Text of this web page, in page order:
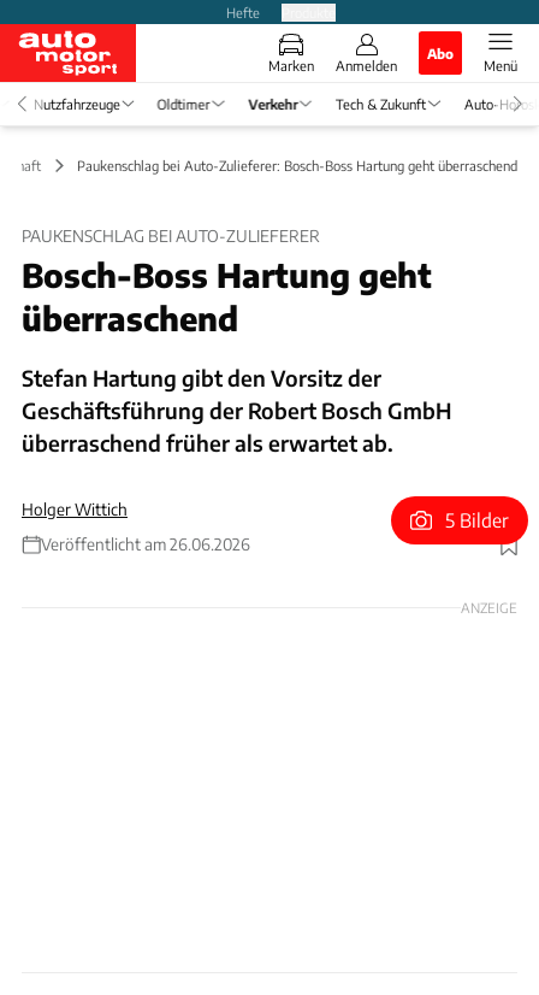
Hefte
Marken Anmelden
Abo
Menü
Nutzfahrzeuge Oldtimer Verkehr Tech & Zukunft Auto-
Paukenschlag bei Auto-Zulieferer: Bosch-Boss Hartung geht überraschend
PAUKENSCHLAG BEI AUTO-ZULIEFERER
Bosch-Boss Hartung geht
überraschend
Stefan Hartung gibt den Vorsitz der
Geschäftsführung der Robert Bosch GmbH
überraschend früher als erwartet ab.
Holger Wittich
Veröffentlicht am 26.06.2026
Foto: Bosch
5 Bilder
ANZEIGE